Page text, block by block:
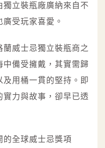
獨立裝瓶廠廣納來自不
受玩家喜愛。
威士忌獨立裝瓶商之
備受擁戴，其實需歸
用桶一貫的堅持。即
力與故事，卻早已透
全球威士忌獎項